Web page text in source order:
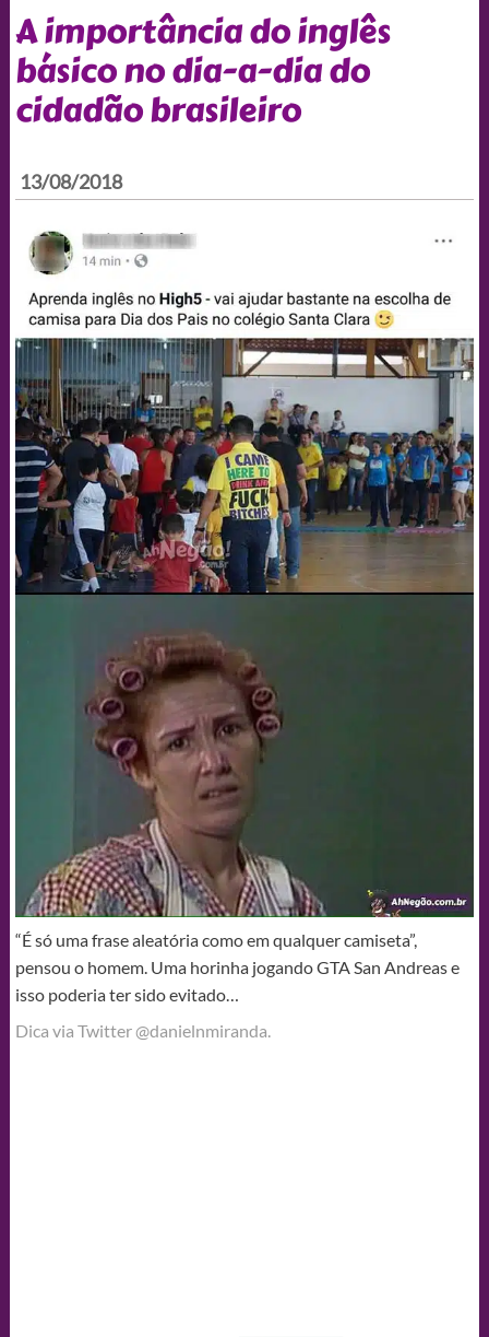
A importância do inglês
básico no dia-a-dia do
cidadão brasileiro
13/08/2018
“É só uma frase aleatória como em qualquer camiseta”,
pensou o homem. Uma horinha jogando GTA San Andreas e
isso poderia ter sido evitado…
Dica via Twitter @danielnmiranda.